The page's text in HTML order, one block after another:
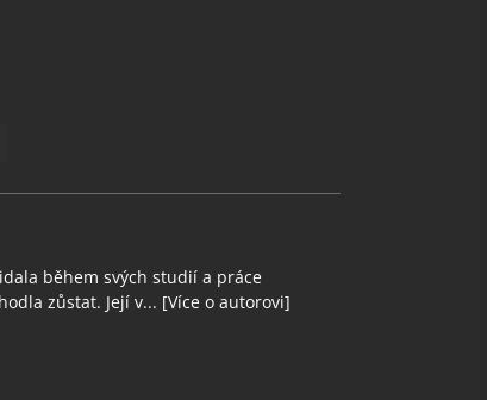
během svých studií a práce
zůstat. Její v... [Více o autorovi]